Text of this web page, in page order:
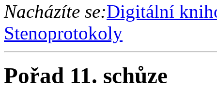
Nacházíte se:Digitální
Stenoprotokoly
Pořad 11. schůze